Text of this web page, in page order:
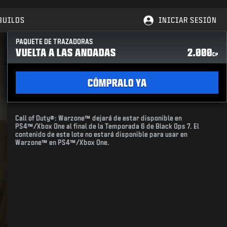
INICIAR SESIÓN
PAQUETE DE TRAZADORAS
VUELTA A LAS ANDADAS 2.000CP
CÓMPRALO YA
Call of Duty®: Warzone™ dejará de estar disponible en
PS4™/Xbox One al final de la Temporada 6 de Black Ops 7. El
contenido de este lote no estará disponible para usar en
Warzone™ en PS4™/Xbox One.